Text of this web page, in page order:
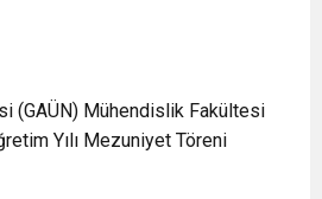
(GAÜN) Mühendislik Fakültesi
Yılı Mezuniyet Töreni